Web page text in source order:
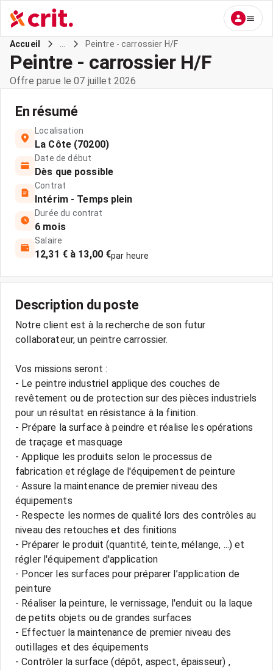
Accueil Peintre - carrossier H/F
Peintre - carrossier H/F
Offre parue le 07 juillet 2026
En résumé
Localisation
La Côte (70200)
Date de début
Dès que possible
Contrat
Intérim - Temps plein
Durée du contrat
6 mois
Salaire
12,31 € à 13,00 €par heure
Description du poste
Notre client est à la recherche de son futur
collaborateur, un peintre carrossier.
Vos missions seront :
- Le peintre industriel applique des couches de
revêtement ou de protection sur des pièces industriels
pour un résultat en résistance à la finition.
- Prépare la surface à peindre et réalise les opérations
de traçage et masquage
- Applique les produits selon le processus de
fabrication et réglage de l'équipement de peinture
- Assure la maintenance de premier niveau des
équipements
- Respecte les normes de qualité lors des contrôles au
niveau des retouches et des finitions
- Préparer le produit (quantité, teinte, mélange, ...) et
régler l'équipement d'application
- Poncer les surfaces pour préparer l’application de
peinture
- Réaliser la peinture, le vernissage, l'enduit ou la laque
de petits objets ou de grandes surfaces
- Effectuer la maintenance de premier niveau des
outillages et des équipements
- Contrôler la surface (dépôt, aspect, épaisseur) ,